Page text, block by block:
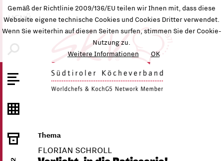
MENÜ
Thema
FLORIAN SCHROLL
Gemäß der Richtlinie 2009/136/EU teilen wir Ihnen mit, dass diese
Webseite eigene technische Cookies und Cookies Dritter verwendet.
Wenn Sie weiterhin auf diesen Seiten surfen, stimmen Sie der Cookie-
Nutzung zu.
Weitere Informationen
OK